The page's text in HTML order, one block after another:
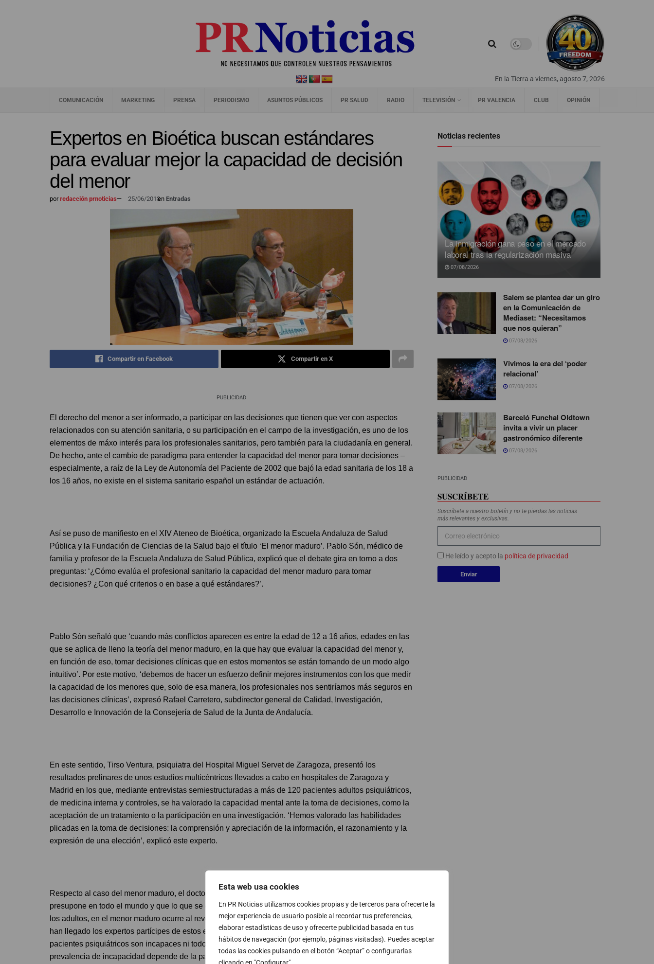
Esta web usa cookies
En PR Noticias utilizamos cookies propias y de terceros para ofrecerte la
mejor experiencia de usuario posible al recordar tus preferencias,
elaborar estadísticas de uso y ofrecerte publicidad basada en tus
hábitos de navegación (por ejemplo, páginas visitadas). Puedes aceptar
todas las cookies pulsando en el botón “Aceptar” o configurarlas
clicando en "Configurar".
En la Tierra a viernes, agosto 7, 2026
COMUNICACIÓN MARKETING PRENSA PERIODISMO ASUNTOS PÚBLICOS PR SALUD RADIO TELEVISIÓN PR VALENCIA CLUB OPINIÓN
Expertos en Bioética buscan estándares
para evaluar mejor la capacidad de decisión
del menor
porredacción prnoticias— 25/06/2013en Entradas
Compartir en Facebook Compartir en X
PUBLICIDAD
El derecho del menor a ser informado, a participar en las decisiones que tienen que ver con aspectos
relacionados con su atención sanitaria, o su participación en el campo de la investigación, es uno de los
elementos de máxo interés para los profesionales sanitarios, pero también para la ciudadanía en general.
De hecho, ante el cambio de paradigma para entender la capacidad del menor para tomar decisiones –
especialmente, a raíz de la Ley de Autonomía del Paciente de 2002 que bajó la edad sanitaria de los 18 a
los 16 años, no existe en el sistema sanitario español un estándar de actuación.
Así se puso de manifiesto en el XIV Ateneo de Bioética, organizado la Escuela Andaluza de Salud
Pública y la Fundación de Ciencias de la Salud bajo el título ‘El menor maduro’. Pablo Són, médico de
familia y profesor de la Escuela Andaluza de Salud Pública, explicó que el debate gira en torno a dos
preguntas: ‘¿Cómo evalúa el profesional sanitario la capacidad del menor maduro para tomar
decisiones? ¿Con qué criterios o en base a qué estándares?’.
Pablo Són señaló que ‘cuando más conflictos aparecen es entre la edad de 12 a 16 años, edades en las
que se aplica de lleno la teoría del menor maduro, en la que hay que evaluar la capacidad del menor y,
en función de eso, tomar decisiones clínicas que en estos momentos se están tomando de un modo algo
intuitivo’. Por este motivo, ‘debemos de hacer un esfuerzo definir mejores instrumentos con los que medir
la capacidad de los menores que, solo de esa manera, los profesionales nos sentiríamos más seguros en
las decisiones clínicas’, expresó Rafael Carretero, subdirector general de Calidad, Investigación,
Desarrollo e Innovación de la Consejería de Salud de la Junta de Andalucía.
En este sentido, Tirso Ventura, psiquiatra del Hospital Miguel Servet de Zaragoza, presentó los
resultados prelinares de unos estudios multicéntricos llevados a cabo en hospitales de Zaragoza y
Madrid en los que, mediante entrevistas semiestructuradas a más de 120 pacientes adultos psiquiátricos,
de medicina interna y controles, se ha valorado la capacidad mental ante la toma de decisiones, como la
aceptación de un tratamiento o la participación en una investigación. ‘Hemos valorado las habilidades
plicadas en la toma de decisiones: la comprensión y apreciación de la información, el razonamiento y la
expresión de una elección’, explicó este experto.
Respecto al caso del menor maduro, el doctor Ventura indicó que mientras ‘la capacidad es algo que se
presupone en todo el mundo y que lo que se debe hacer es, precisamente, demostrar la incapacidad en
los adultos, en el menor maduro ocurre al revés, hay que demostrar su capacidad’. La reflexión a la que
han llegado los expertos partícipes de estos estudios se basa en afirmar que ‘ni la mayoría de los
pacientes psiquiátricos son incapaces ni todos los pacientes de medicina interna son capaces, y la
prevalencia de incapacidad depende de la patología y de las circunstancias de cada caso concreto’.
Noticias recientes
La inmigración gana peso en el mercado
laboral tras la regularización masiva
07/08/2026
Salem se plantea dar un giro
en la Comunicación de
Mediaset: “Necesitamos
que nos quieran”
07/08/2026
Vivimos la era del ‘poder
relacional’
07/08/2026
Barceló Funchal Oldtown
invita a vivir un placer
gastronómico diferente
07/08/2026
PUBLICIDAD
SUSCRÍBETE
Suscríbete a nuestro boletín y no te pierdas las noticias
más relevantes y exclusivas.
He leído y acepto la política de privacidad
Enviar